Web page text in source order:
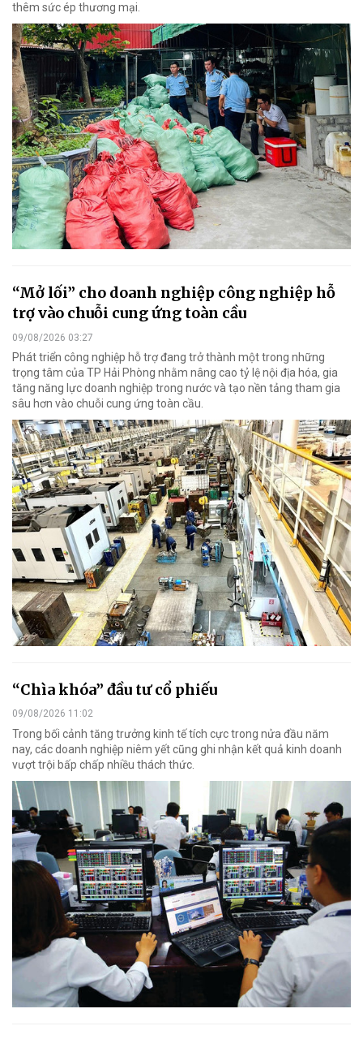
thêm sức ép thương mại.
“Mở lối” cho doanh nghiệp công nghiệp hỗ
trợ vào chuỗi cung ứng toàn cầu
09/08/2026 03:27
Phát triển công nghiệp hỗ trợ đang trở thành một trong những
trọng tâm của TP Hải Phòng nhằm nâng cao tỷ lệ nội địa hóa, gia
tăng năng lực doanh nghiệp trong nước và tạo nền tảng tham gia
sâu hơn vào chuỗi cung ứng toàn cầu.
“Chìa khóa” đầu tư cổ phiếu
09/08/2026 11:02
Trong bối cảnh tăng trưởng kinh tế tích cực trong nửa đầu năm
nay, các doanh nghiệp niêm yết cũng ghi nhận kết quả kinh doanh
vượt trội bấp chấp nhiều thách thức.